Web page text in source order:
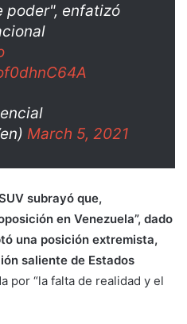
poder", enfatizó
March 5, 2021
subrayó que,
en Venezuela”, dado
una posición extremista,
saliente de Estados
por “la falta de realidad y el